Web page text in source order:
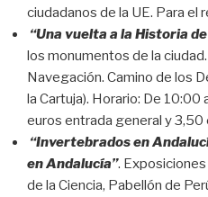
ciudadanos de la UE. Para el
“Una vuelta a la Historia
los monumentos de la
Navegación. Camino de los
la Cartuja). Horario: De
euros entrada general y 3,50
“Invertebrados en
en Andalucía”.
de la Ciencia, Pabellón de